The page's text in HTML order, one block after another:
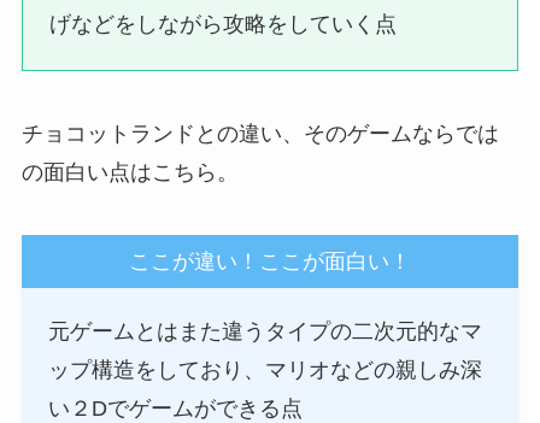
げなどをしながら攻略をしていく点
チョコットランドとの違い、そのゲームならでは
の面白い点はこちら。
ここが違い！ここが面白い！
元ゲームとはまた違うタイプの二次元的なマ
ップ構造をしており、マリオなどの親しみ深
い２Dでゲームができる点